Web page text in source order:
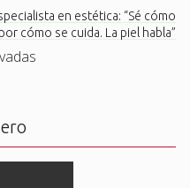
en estética: “Sé cómo
cómo se cuida. La piel habla”